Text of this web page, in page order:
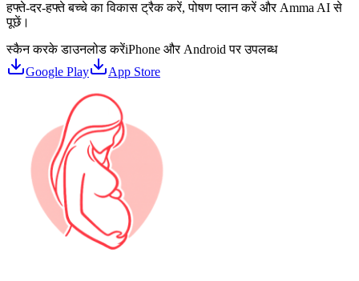
हफ्ते-दर-हफ्ते बच्चे का विकास ट्रैक करें, पोषण प्लान करें और Amma AI से
पूछें।
स्कैन करके डाउनलोड करेंiPhone और Android पर उपलब्ध
Google Play
App Store